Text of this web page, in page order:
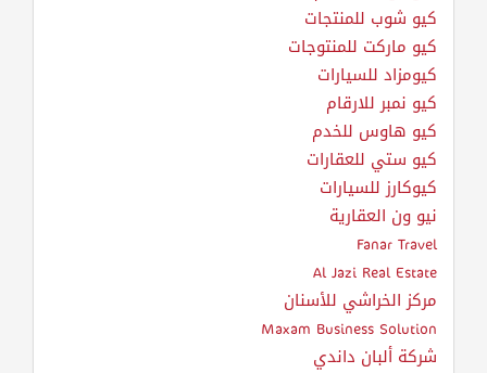
كيو شوب للمنتجات
كيو ماركت للمنتوجات
كيومزاد للسيارات
كيو نمبر للارقام
كيو هاوس للخدم
كيو ستي للعقارات
كيوكارز للسيارات
نيو ون العقارية
Fanar Travel
Al Jazi Real Estate
مركز الخراشي للأسنان
Maxam Business Solution
شركة ألبان داندي